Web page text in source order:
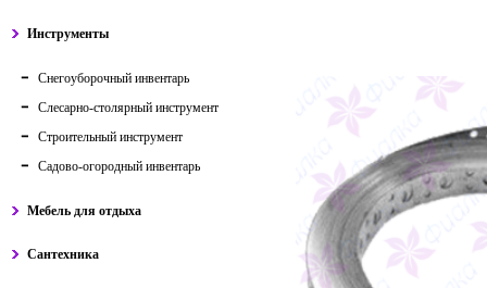
Инструменты
Снегоуборочный инвентарь
Слесарно-столярный инструмент
Строительный инструмент
Садово-огородный инвентарь
Мебель для отдыха
Сантехника